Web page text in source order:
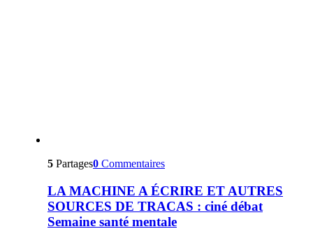
5 Partages0 Commentaires
LA MACHINE A ÉCRIRE ET AUTRES
SOURCES DE TRACAS : ciné débat
Semaine santé mentale